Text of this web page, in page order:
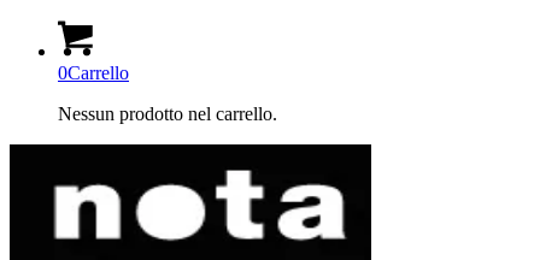
0Carrello
Nessun prodotto nel carrello.